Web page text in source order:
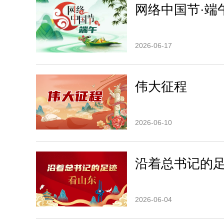
网络中国节·端
2026-06-17
伟大征程
2026-06-10
沿着总书记的
2026-06-04